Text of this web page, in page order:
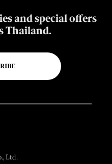
and special offers
Thailand.
Ltd.